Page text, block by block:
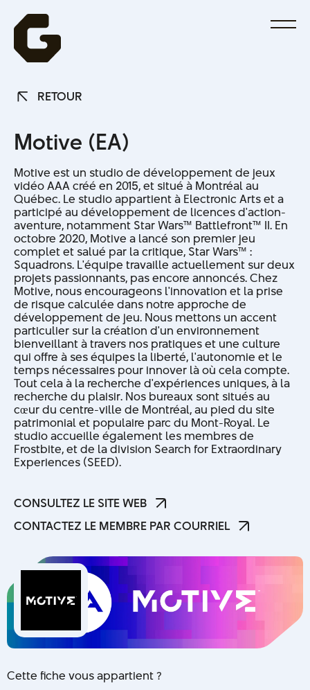
RETOUR
Motive (EA)
Motive est un studio de développement de jeux
vidéo AAA créé en 2015, et situé à Montréal au
Québec. Le studio appartient à Electronic Arts et a
participé au développement de licences d'action-
aventure, notamment Star Wars™ Battlefront™ II. En
octobre 2020, Motive a lancé son premier jeu
complet et salué par la critique, Star Wars™ :
Squadrons. L'équipe travaille actuellement sur deux
projets passionnants, pas encore annoncés. Chez
Motive, nous encourageons l'innovation et la prise
de risque calculée dans notre approche de
développement de jeu. Nous mettons un accent
particulier sur la création d'un environnement
bienveillant à travers nos pratiques et une culture
qui offre à ses équipes la liberté, l'autonomie et le
temps nécessaires pour innover là où cela compte.
Tout cela à la recherche d'expériences uniques, à la
recherche du plaisir. Nos bureaux sont situés au
cœur du centre-ville de Montréal, au pied du site
patrimonial et populaire parc du Mont-Royal. Le
studio accueille également les membres de
Frostbite, et de la division Search for Extraordinary
Experiences (SEED).
CONSULTEZ LE SITE WEB
CONTACTEZ LE MEMBRE PAR COURRIEL
Cette fiche vous appartient ?